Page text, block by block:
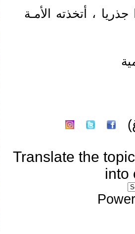
، أتخذته الأمـة
Translate the topic
into